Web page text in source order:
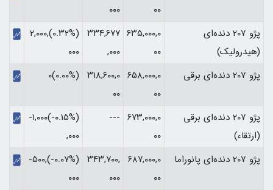
۰۰
۰۰۰
پژو 207 دنده‌ای
(هیدرولیک)
۶۳۵,۰۰۰,۰
۰۰
۳۳۴,۶۷۷
,۰۰۰
(‎۰.۳۲%‏)‎۲,۰۰۰,
۰۰۰‏
پژو 207 دنده‌ای برقی
۶۵۸,۰۰۰,۰
۰۰
۳۱۸,۶۰۰,۰
۰۰
(۰.۰۰%)۰
پژو 207 دنده‌ای برقی
(ارتقاء)
۶۷۳,۰۰۰,۰
۰۰
---
(‎-۰.۱۵%‏)‎-۱,۰۰۰
,۰۰۰‏
پژو 207 دنده‌ای پانوراما
۶۸۷,۰۰۰,۰
۰۰
۳۴۳,۷۰۰,
۰۰۰
(‎-۰.۰۷%‏)‎-۵۰۰,
۰۰۰‏